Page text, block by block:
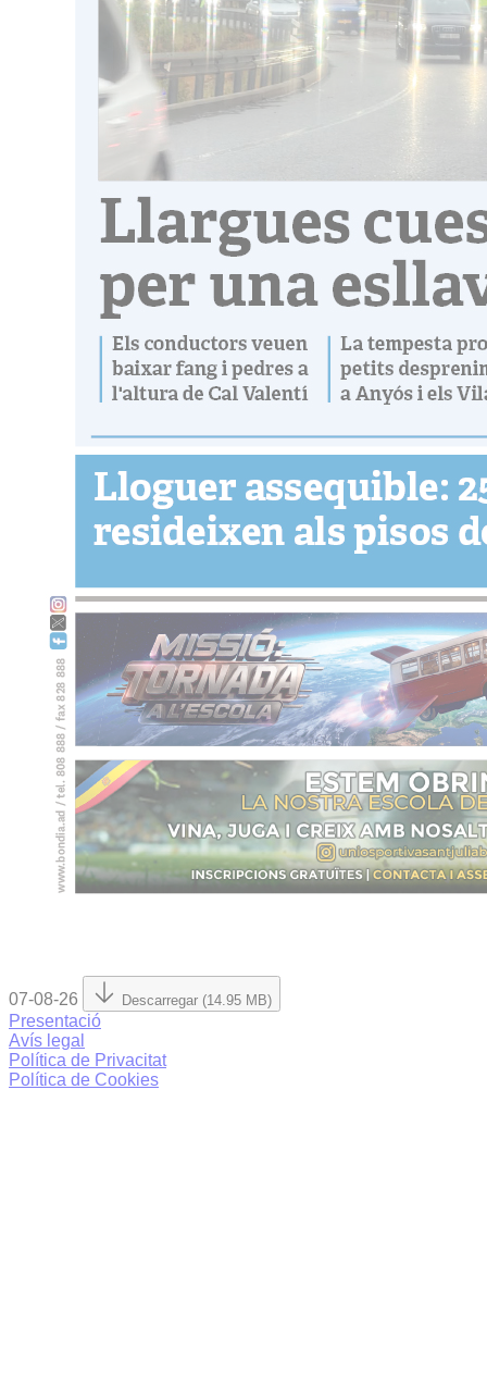
07-08-26 Descarregar (14.95 MB)
Presentació
Avís legal
Política de Privacitat
Política de Cookies